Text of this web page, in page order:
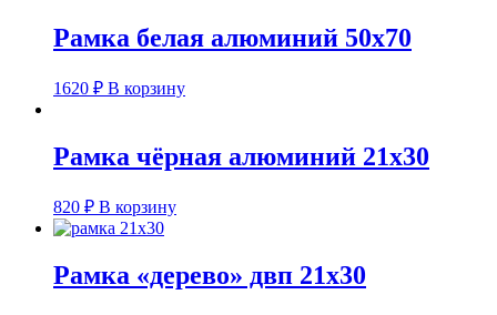
Рамка белая алюминий 50х70
1620 ₽ В корзину
Рамка чёрная алюминий 21х30
820 ₽ В корзину
Рамка «дерево» двп 21х30